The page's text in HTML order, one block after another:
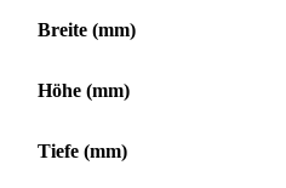
Breite (mm)
Höhe (mm)
Tiefe (mm)